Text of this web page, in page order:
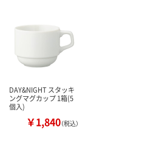
DAY&NIGHT スタッキ
ングマグカップ 1箱(5
個入)
￥1,840（税込）